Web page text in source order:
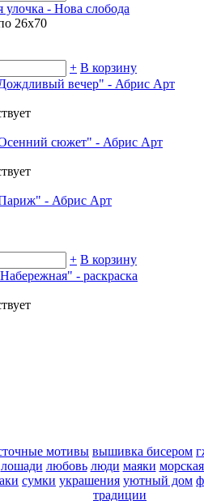
- Нова слобода
26х70
+ В корзину
вечер" - Абрис Арт
сюжет" - Абрис Арт
- Абрис Арт
+ В корзину
- раскраска
мотивы вышивка бисером
лошади любовь люди маяки
сумки украшения уютный дом
традиции